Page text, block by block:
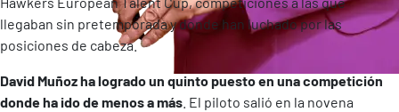
llegaban sin pretemporada y donde han luchado por las
posiciones de cabeza.
David Muñoz ha logrado un quinto puesto en una competición
donde ha ido de menos a más . El piloto salió en la novena